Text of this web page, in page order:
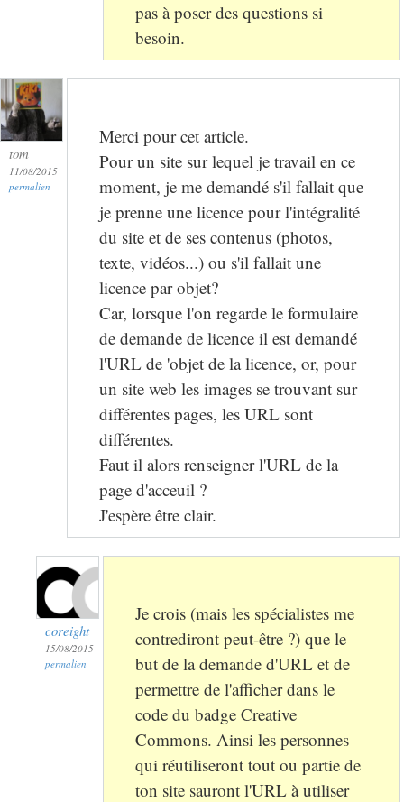
pas à poser des questions si
besoin.
tom
11/08/2015
permalien
Merci pour cet article.
Pour un site sur lequel je travail en ce
moment, je me demandé s'il fallait que
je prenne une licence pour l'intégralité
du site et de ses contenus (photos,
texte, vidéos...) ou s'il fallait une
licence par objet?
Car, lorsque l'on regarde le formulaire
de demande de licence il est demandé
l'URL de 'objet de la licence, or, pour
un site web les images se trouvant sur
différentes pages, les URL sont
différentes.
Faut il alors renseigner l'URL de la
page d'acceuil ?
J'espère être clair.
coreight
15/08/2015
permalien
Je crois (mais les spécialistes me
contrediront peut-être ?) que le
but de la demande d'URL et de
permettre de l'afficher dans le
code du badge Creative
Commons. Ainsi les personnes
qui réutiliseront tout ou partie de
ton site sauront l'URL à utiliser